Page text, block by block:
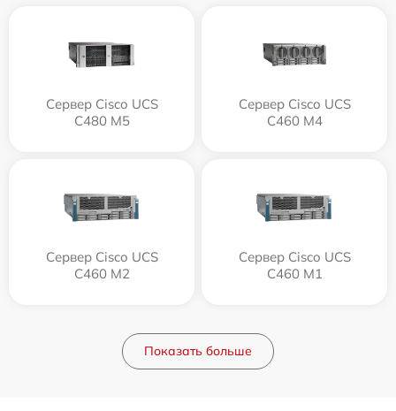
Сервер Cisco UCS
C480 M5
Сервер Cisco UCS
C460 M4
Сервер Cisco UCS
C460 M2
Сервер Cisco UCS
C460 M1
Показать больше